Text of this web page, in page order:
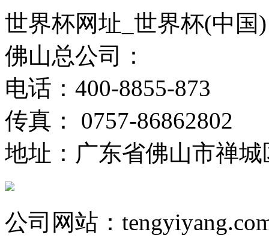
世界杯网址_世界杯(中国)
佛山总公司：
电话：400-8855-873
传真： 0757-86862802
地址：广东省佛山市禅
公司网站：